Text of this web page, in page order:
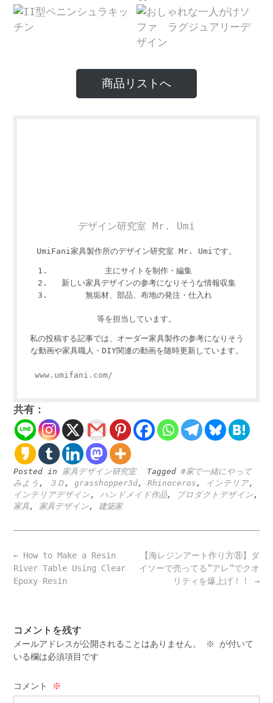
商品リストへ
デザイン研究室 Mr. Umi
UmiFani家具製作所のデザイン研究室 Mr. Umiです。
主にサイトを制作・編集
新しい家具デザインの参考になりそうな情報収集
無垢材、部品、布地の発注・仕入れ
等を担当しています。
私の投稿する記事では、オーダー家具製作の参考になりそう
な動画や家具職人・DIY関連の動画を随時更新しています。
www.umifani.com/
共有：
Posted in 家具デザイン研究室 Tagged #家で一緒にやって
みよう , ３Ｄ , grasshopper3d, Rhinoceros , インテリア,
インテリアデザイン, ハンドメイド作品, プロダクトデザイン,
家具, 家具デザイン, 建築家
Post
navigation
【海レジンアート作り方⑧】ダ
イソーで売ってる”アレ”でクオ
リティを爆上げ！！ →
← How to Make a Resin
River Table Using Clear
Epoxy Resin
コメントを残す
メールアドレスが公開されることはありません。 ※
が付いて
いる欄は必須項目です
コメント ※